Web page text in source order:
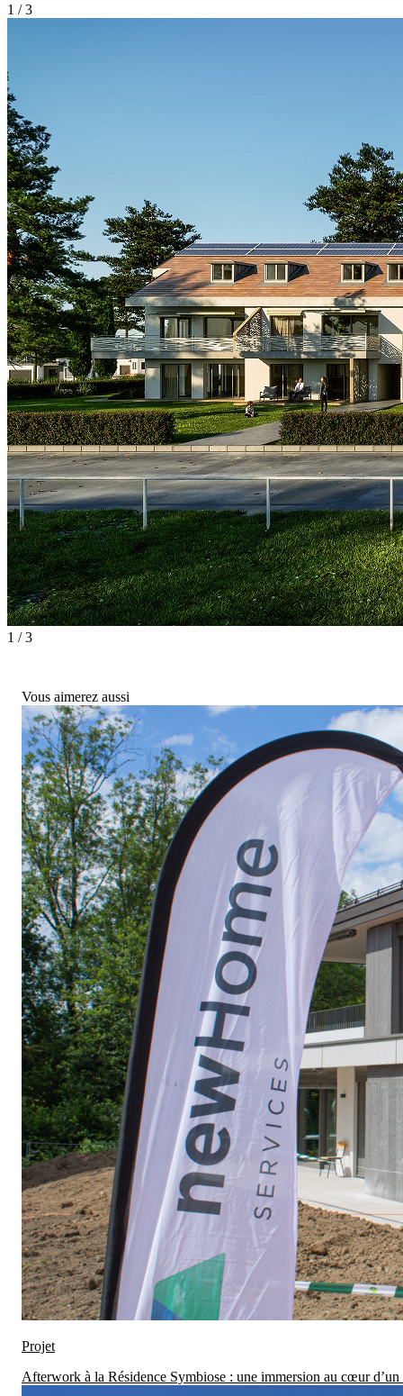
1 / 3
1 / 3
Vous aimerez aussi
Projet
Afterwork à la Résidence Symbiose : une immersion au cœur